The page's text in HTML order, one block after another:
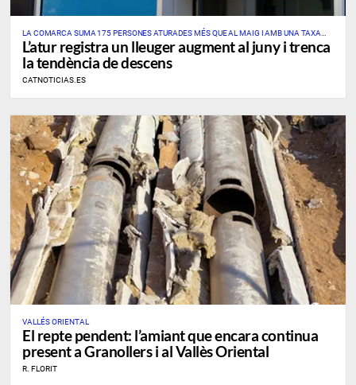
LA COMARCA SUMA 175 PERSONES ATURADES MÉS QUE AL MAIG I AMB UNA TAXA
PROVISIONAL DEL 7,69%
L’atur registra un lleuger augment al juny i trenca
la tendència de descens
CATNOTICIAS.ES
VALLÉS ORIENTAL
​El repte pendent: l’amiant que encara continua
present a Granollers i al Vallès Oriental
R. FLORIT